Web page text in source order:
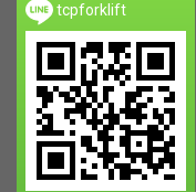
tcpforklift